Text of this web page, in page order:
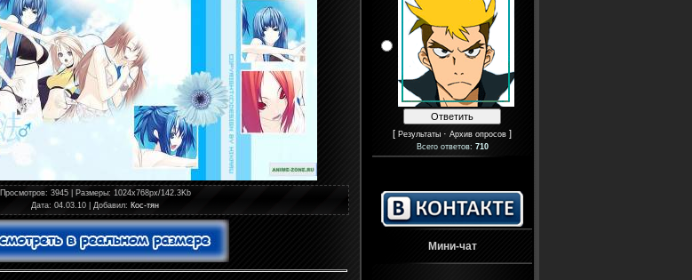
Просмотров: 3945 | Размеры: 1024x768px/142.3Kb
Дата: 04.03.10 | Добавил: Кос-тян
[ Результаты · Архив опросов ]
Всего ответов: 710
Мини-чат